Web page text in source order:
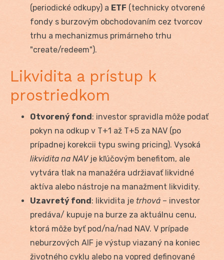
(periodické odkupy) a ETF (technicky otvorené
fondy s burzovým obchodovaním cez tvorcov
trhu a mechanizmus primárneho trhu
"create/redeem").
Likvidita a prístup k
prostriedkom
Otvorený fond: investor spravidla môže podať
pokyn na odkup v T+1 až T+5 za NAV (po
prípadnej korekcii typu swing pricing). Vysoká
likvidita na NAVje kľúčovým benefitom, ale
vytvára tlak na manažéra udržiavať likvidné
aktíva alebo nástroje na manažment likvidity.
Uzavretý fond: likvidita je trhová – investor
predáva/ kupuje na burze za aktuálnu cenu,
ktorá môže byť pod/na/nad NAV. V prípade
neburzových AIF je výstup viazaný na koniec
životného cyklu alebo na vopred definované